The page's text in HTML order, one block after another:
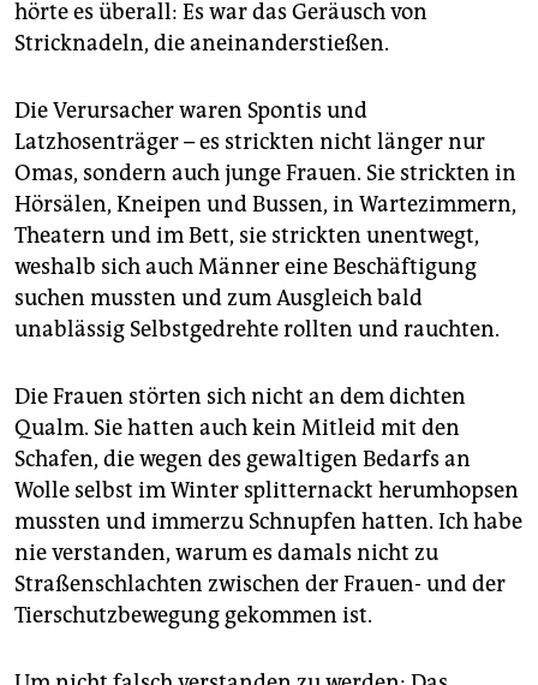
shop
unterstützen
abo
genossenschaft
epaper login
hörte es überall: Es war das Geräusch von
Stricknadeln, die aneinanderstießen.
Die Verursacher waren Spontis und
Latzhosenträger – es strickten nicht länger nur
Omas, sondern auch junge Frauen. Sie strickten in
Hörsälen, Kneipen und Bussen, in Wartezimmern,
Theatern und im Bett, sie strickten unentwegt,
weshalb sich auch Männer eine Beschäftigung
suchen mussten und zum Ausgleich bald
unablässig Selbstgedrehte rollten und rauchten.
Die Frauen störten sich nicht an dem dichten
Qualm. Sie hatten auch kein Mitleid mit den
Schafen, die wegen des gewaltigen Bedarfs an
Wolle selbst im Winter splitternackt herumhopsen
mussten und immerzu Schnupfen hatten. Ich habe
nie verstanden, warum es damals nicht zu
Straßenschlachten zwischen der Frauen- und der
Tierschutzbewegung gekommen ist.